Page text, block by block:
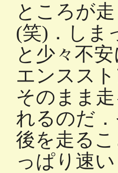
ところが
(笑)．しま
と少々不
エンスス
そのまま
れるのだ
後を走る
っぱり速